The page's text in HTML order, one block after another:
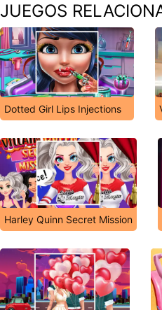
JUEGOS
Dotted Girl Lips Injections
Harley Quinn Secret Mission